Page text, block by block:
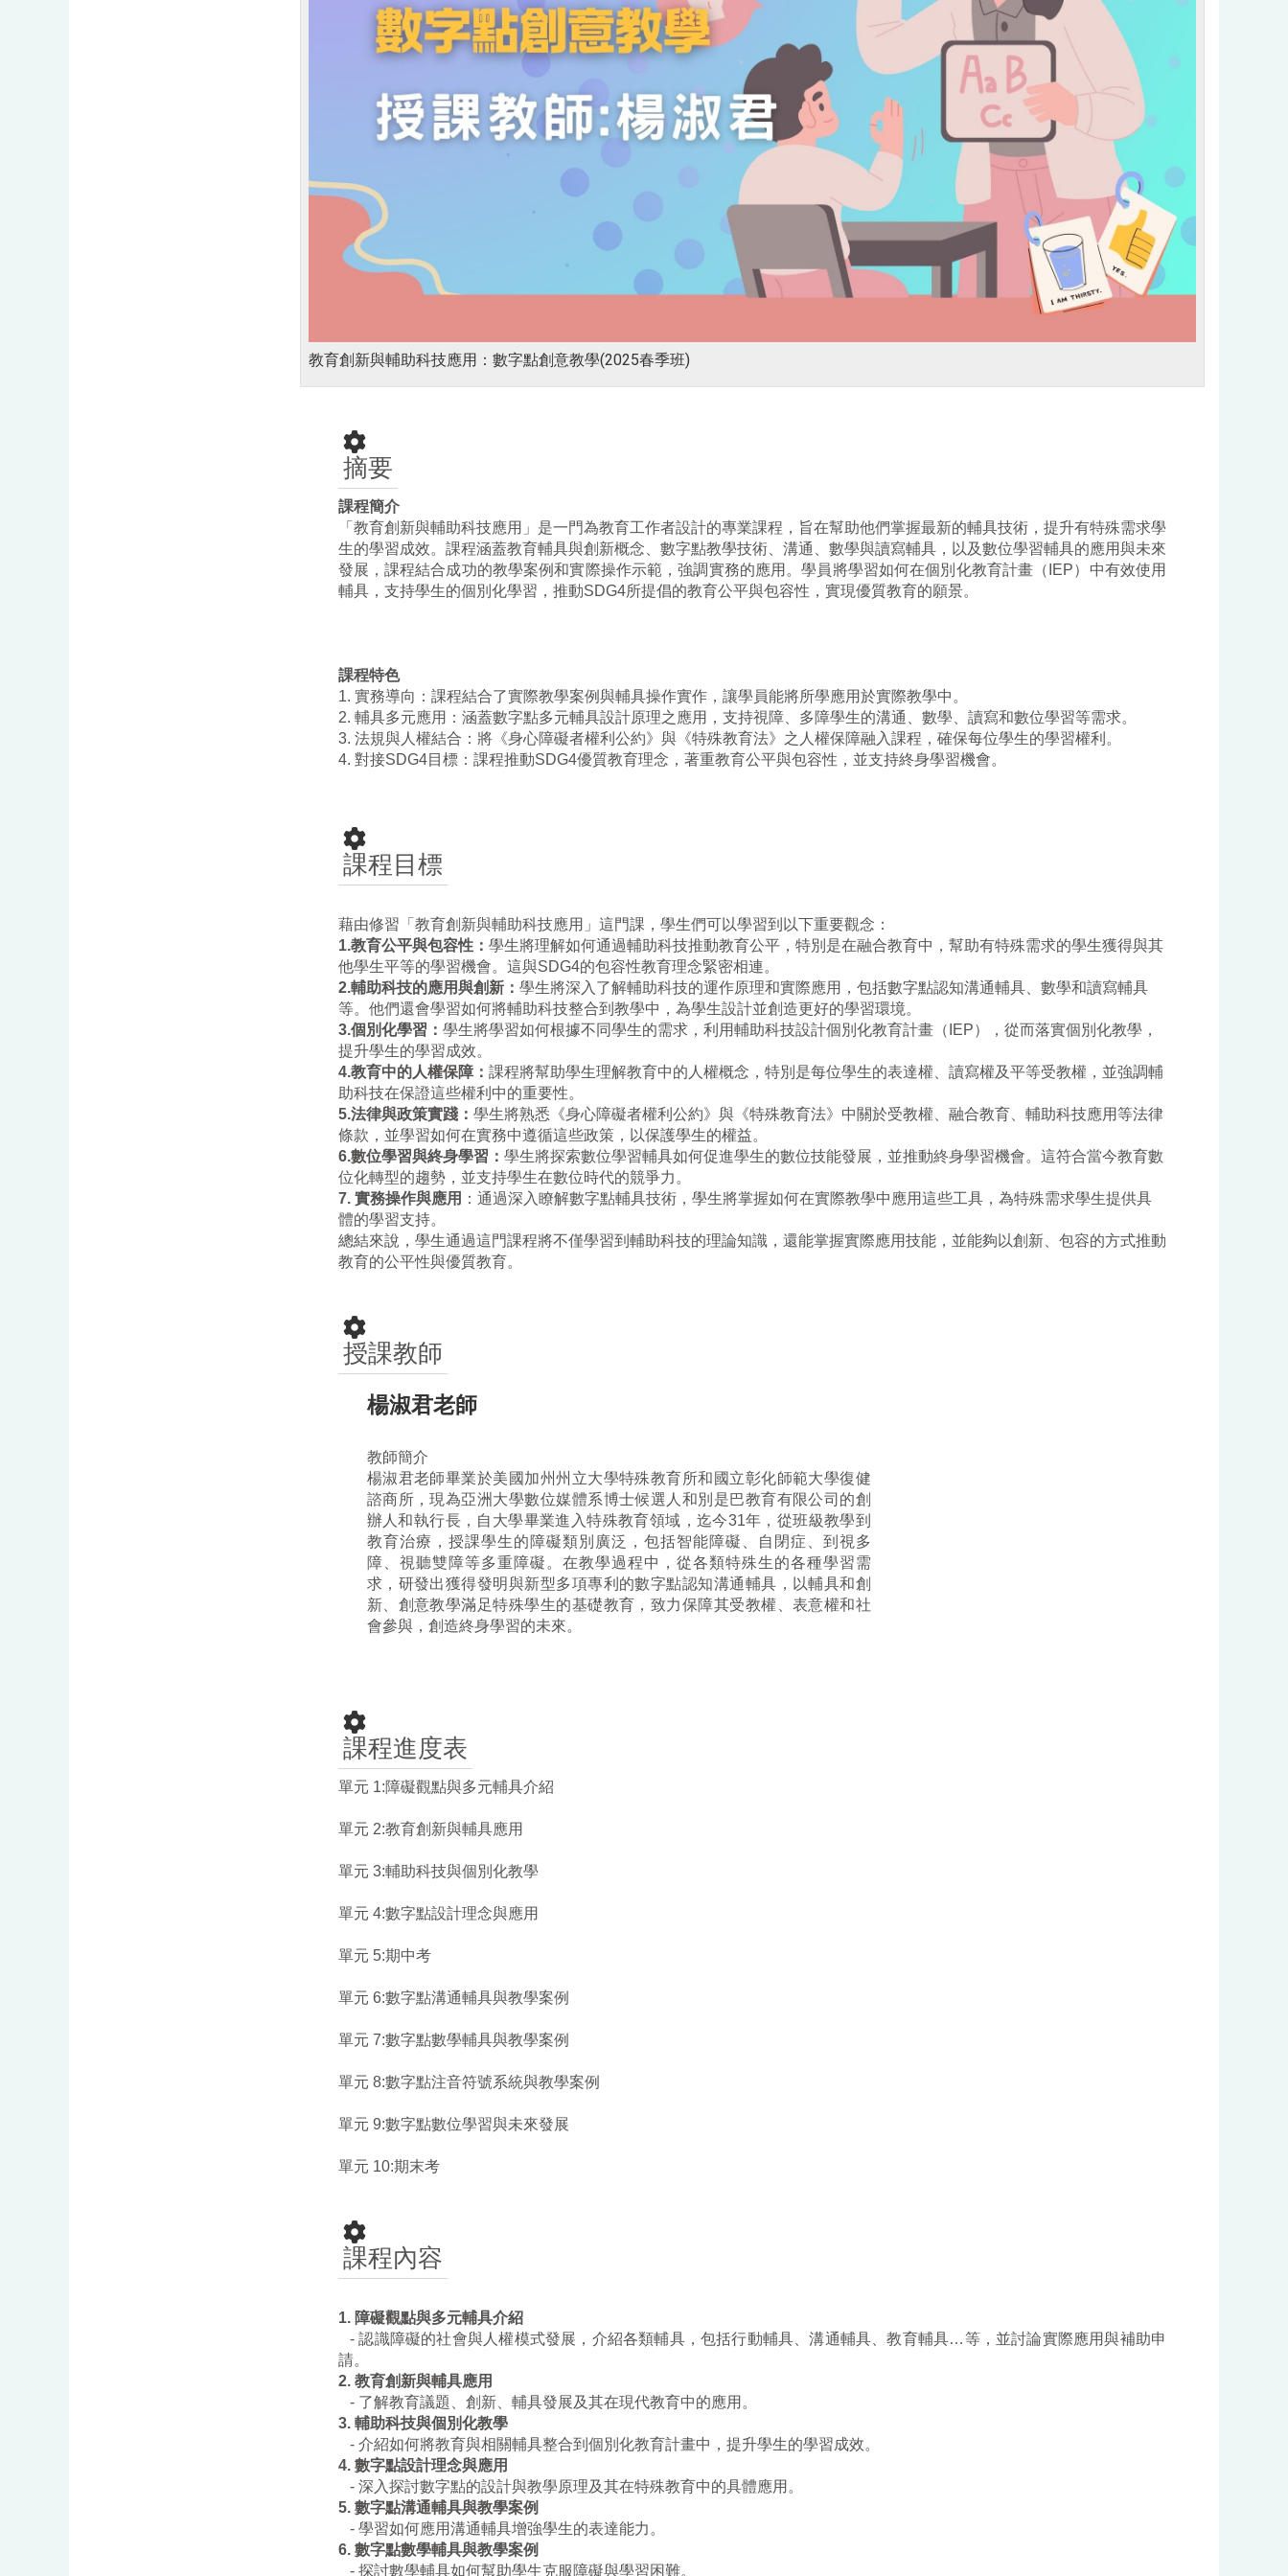
教育創新與輔助科技應用：數字點創意教學(2025春季班)
摘要
課程簡介
「教育創新與輔助科技應用」是一門為教育工作者設計的專業課程，旨在幫助他們掌握最新的輔具技術，提升有特殊需求學
生的學習成效。課程涵蓋教育輔具與創新概念、數字點教學技術、溝通、數學與讀寫輔具，以及數位學習輔具的應用與未來
發展，課程結合成功的教學案例和實際操作示範，強調實務的應用。學員將學習如何在個別化教育計畫（ IEP）中有效使用
輔具，支持學生的個別化學習，推動SDG4所提倡的教育公平與包容性，實現優質教育的願景。
課程特色
1. 實務導向：課程結合了實際教學案例與輔具操作實作，讓學員能將所學應用於實際教學中。
2. 輔具多元應用：涵蓋數字點多元輔具設計原理之應用，支持視障、多障學生的溝通、數學、讀寫和數位學習等需求。
3. 法規與人權結合：將《身心障礙者權利公約》與《特殊教育法》之人權保障融入課程，確保每位學生的學習權利。
4. 對接SDG4目標：課程推動SDG4優質教育理念，著重教育公平與包容性，並支持終身學習機會。
課程目標
藉由修習「教育創新與輔助科技應用」這門課，學生們可以學習到以下重要觀念：
1.教育公平與包容性： 學生將理解如何通過輔助科技推動教育公平，特別是在融合教育中，幫助有特殊需求的學生獲得與其
他學生平等的學習機會。這與SDG4的包容性教育理念緊密相連。
2.輔助科技的應用與創新： 學生將深入了解輔助科技的運作原理和實際應用，包括數字點認知溝通輔具、數學和讀寫輔具
等。他們還會學習如何將輔助科技整合到教學中，為學生設計並創造更好的學習環境。
3.個別化學習： 學生將學習如何根據不同學生的需求，利用輔助科技設計個別化教育計畫（ IEP），從而落實個別化教學，
提升學生的學習成效。
4.教育中的人權保障： 課程將幫助學生理解教育中的人權概念，特別是每位學生的表達權、讀寫權及平等受教權，並強調輔
助科技在保證這些權利中的重要性。
5.法律與政策實踐： 學生將熟悉《身心障礙者權利公約》與《特殊教育法》中關於受教權、融合教育、輔助科技應用等法律
條款，並學習如何在實務中遵循這些政策，以保護學生的權益。
6.數位學習與終身學習： 學生將探索數位學習輔具如何促進學生的數位技能發展，並推動終身學習機會。這符合當今教育數
位化轉型的趨勢，並支持學生在數位時代的競爭力。
7. 實務操作與應用 ：通過深入瞭解數字點輔具技術，學生將掌握如何在實際教學中應用這些工具，為特殊需求學生提供具
體的學習支持。
總結來說，學生通過這門課程將不僅學習到輔助科技的理論知識，還能掌握實際應用技能，並能夠以創新、包容的方式推動
教育的公平性與優質教育。
授課教師
楊淑君老師
教師簡介
楊淑君老師畢業於美國加州州立大學特殊教育所和國立彰化師範大學復健
諮商所，現為亞洲大學數位媒體系博士候選人和別是巴教育有限公司的創
辦人和執行長，自大學畢業進入特殊教育領域，迄今31年，從班級教學到
教育治療，授課學生的障礙類別廣泛，包括智能障礙、自閉症、到視多
障、視聽雙障等多重障礙。在教學過程中，從各類特殊生的各種學習需
求，研發出獲得發明與新型多項專利的數字點認知溝通輔具，以輔具和創
新、創意教學滿足特殊學生的基礎教育，致力保障其受教權、表意權和社
會參與，創造終身學習的未來。
課程進度表
單元 1:障礙觀點與多元輔具介紹
單元 2:教育創新與輔具應用
單元 3:輔助科技與個別化教學
單元 4:數字點設計理念與應用
單元 5:期中考
單元 6:數字點溝通輔具與教學案例
單元 7:數字點數學輔具與教學案例
單元 8:數字點注音符號系統與教學案例
單元 9:數字點數位學習與未來發展
單元 10:期末考
課程內容
1. 障礙觀點與多元輔具介紹
-認識障礙的社會與人權模式發展，介紹各類輔具，包括行動輔具、溝通輔具、教育輔具… 等，並討論實際應用與補助申
請。
2. 教育創新與輔具應用
- 了解教育議題、創新、輔具發展及其在現代教育中的應用。
3. 輔助科技與個別化教學
- 介紹如何將教育與相關輔具整合到個別化教育計畫中，提升學生的學習成效。
4. 數字點設計理念與應用
- 深入探討數字點的設計與教學原理及其在特殊教育中的具體應用。
5. 數字點溝通輔具與教學案例
- 學習如何應用溝通輔具增強學生的表達能力。
6. 數字點數學輔具與教學案例
- 探討數學輔具如何幫助學生克服障礙與學習困難。